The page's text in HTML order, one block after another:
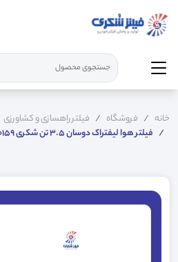
خانه فروشگاه فیلتر راهسازی و کشاورزی
فیلتر هوا لیفتراک دوسان 3.5 تن شکری SHA20159